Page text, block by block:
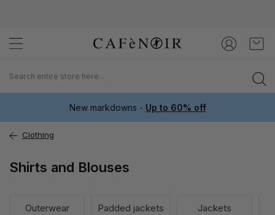
to
My
New markdowns - Up to 60% off
Clothing
Shirts and Blouses
Outerwear Padded jackets Jackets